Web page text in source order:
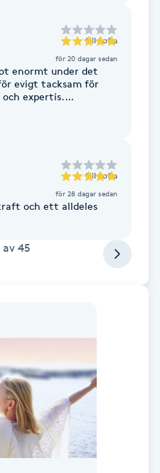
till Sofia
för 20 dagar sedan
enormt under det
evigt tacksam för
expertis.
bara.
till Sofia
för 28 dagar sedan
och ett alldeles
av 45